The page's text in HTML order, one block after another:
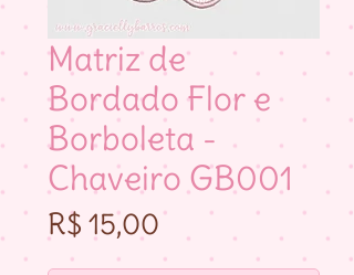
Matriz de
Bordado Flor e
Borboleta -
Chaveiro GB001
R$ 15,00Preço